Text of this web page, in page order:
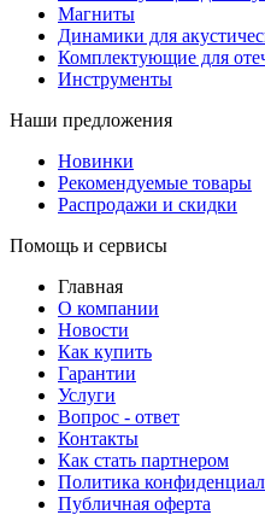
Магниты
Динамики для
Комплектующие для
Инструменты
Наши предложения
Новинки
Рекомендуемые товары
Распродажи и скидки
Помощь и сервисы
Главная
О компании
Новости
Как купить
Гарантии
Услуги
Вопрос - ответ
Контакты
Как стать партнером
Политика
Публичная оферта